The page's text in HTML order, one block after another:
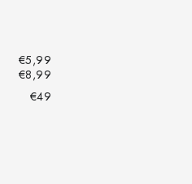
€5,99
€8,99
€49